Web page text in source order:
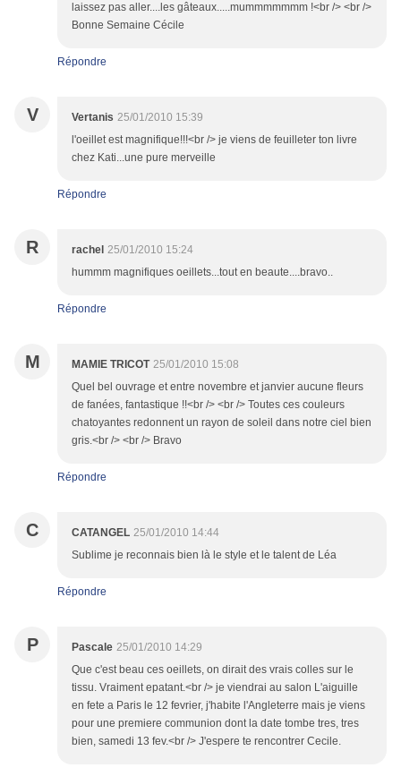
laissez pas aller....les gâteaux.....mummmmmmm !<br /> <br />
Bonne Semaine Cécile
Répondre
V Vertanis 25/01/2010 15:39
l'oeillet est magnifique!!!<br /> je viens de feuilleter ton livre
chez Kati...une pure merveille
Répondre
R rachel 25/01/2010 15:24
hummm magnifiques oeillets...tout en beaute....bravo..
Répondre
M MAMIE TRICOT 25/01/2010 15:08
Quel bel ouvrage et entre novembre et janvier aucune fleurs
de fanées, fantastique !!<br /> <br /> Toutes ces couleurs
chatoyantes redonnent un rayon de soleil dans notre ciel bien
gris.<br /> <br /> Bravo
Répondre
C CATANGEL 25/01/2010 14:44
Sublime je reconnais bien là le style et le talent de Léa
Répondre
P Pascale 25/01/2010 14:29
Que c'est beau ces oeillets, on dirait des vrais colles sur le
tissu. Vraiment epatant.<br /> je viendrai au salon L'aiguille
en fete a Paris le 12 fevrier, j'habite l'Angleterre mais je viens
pour une premiere communion dont la date tombe tres, tres
bien, samedi 13 fev.<br /> J'espere te rencontrer Cecile.